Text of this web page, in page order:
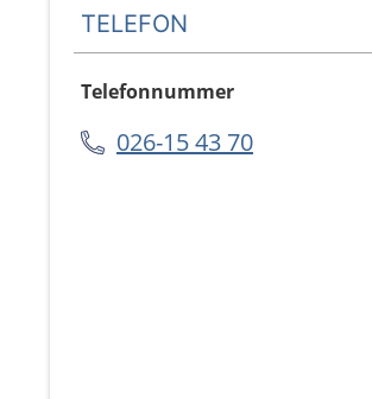
TELEFON
Telefonnummer
026-15 43 70